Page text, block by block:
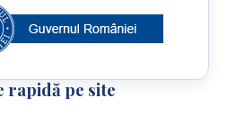
rapidă pe site